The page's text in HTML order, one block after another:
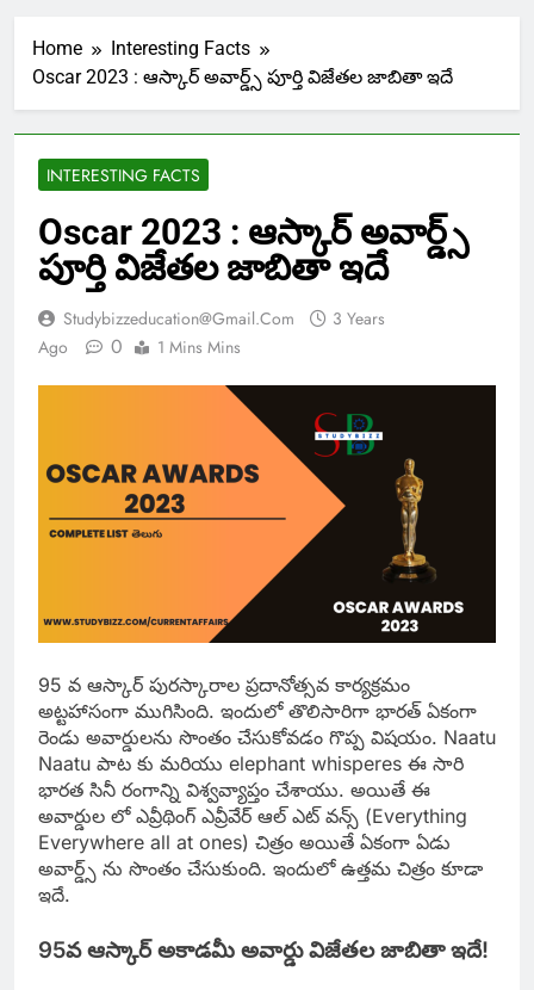
Home
Interesting Facts
Oscar 2023 : ఆస్కార్ అవార్డ్స్ పూర్తి విజేతల జాబితా ఇదే
INTERESTING FACTS
Oscar 2023 : ఆస్కార్ అవార్డ్స్
పూర్తి విజేతల జాబితా ఇదే
Studybizzeducation@gmail.com
3 Years
Ago
0 1 Mins Mins
95 వ ఆస్కార్ పురస్కారాల ప్రదానోత్సవ కార్యక్రమం
అట్టహాసంగా ముగిసింది. ఇందులో తొలిసారిగా భారత్ ఏకంగా
రెండు అవార్డులను సొంతం చేసుకోవడం గొప్ప విషయం. Naatu
Naatu పాట కు మరియు elephant whisperes ఈ సారి
భారత సినీ రంగాన్ని విశ్వవ్యాప్తం చేశాయు. అయితే ఈ
అవార్డుల లో ఎవ్రీథింగ్ ఎవ్రీవేర్ ఆల్ ఎట్ వన్స్ (Everything
Everywhere all at ones) చిత్రం అయితే ఏకంగా ఏడు
అవార్డ్స్ ను సొంతం చేసుకుంది. ఇందులో ఉత్తమ చిత్రం కూడా
ఇదే.
95వ ఆస్కార్‌ అకాడమీ అవార్డు విజేతల జాబితా ఇదే!